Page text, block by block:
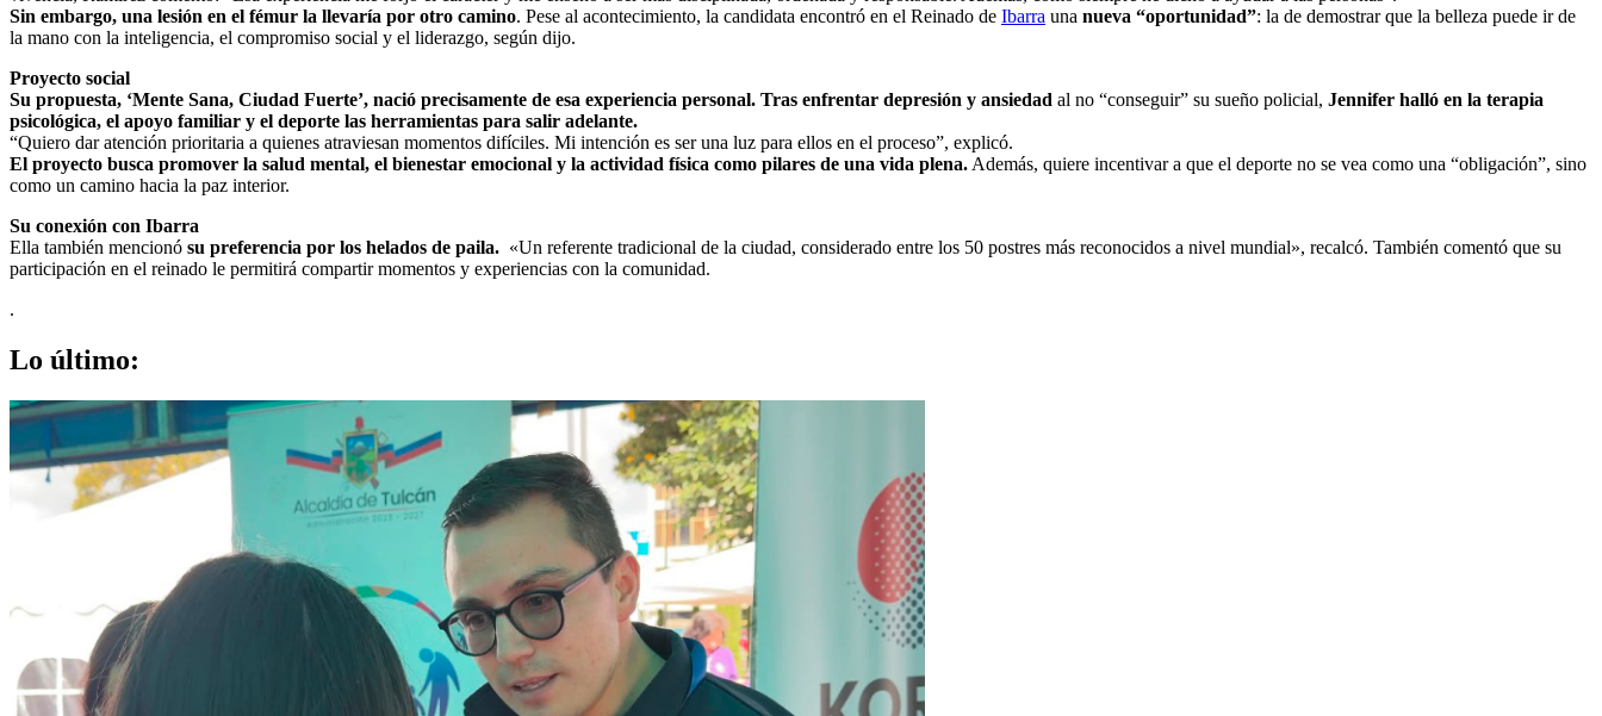
Sin embargo, una lesión en el fémur la llevaría por otro camino. Pese al acontecimiento, la candidata encontró en el Reinado de Ibarra una nueva “oportunidad”: la de demostrar que la belleza puede ir de
la mano con la inteligencia, el compromiso social y el liderazgo, según dijo.
Proyecto social
Su propuesta, ‘Mente Sana, Ciudad Fuerte’, nació precisamente de esa experiencia personal. Tras enfrentar depresión y ansiedad al no “conseguir” su sueño policial, Jennifer halló en la terapia
psicológica, el apoyo familiar y el deporte las herramientas para salir adelante.
“Quiero dar atención prioritaria a quienes atraviesan momentos difíciles. Mi intención es ser una luz para ellos en el proceso”, explicó.
El proyecto busca promover la salud mental, el bienestar emocional y la actividad física como pilares de una vida plena. Además, quiere incentivar a que el deporte no se vea como una “obligación”, sino
como un camino hacia la paz interior.
Su conexión con Ibarra
Ella también mencionó su preferencia por los helados de paila. «Un referente tradicional de la ciudad, considerado entre los 50 postres más reconocidos a nivel mundial», recalcó. También comentó que su
participación en el reinado le permitirá compartir momentos y experiencias con la comunidad.
.
Lo último: